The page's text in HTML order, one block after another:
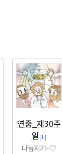
연중_제30주
일 [1]
나눔지기~♡